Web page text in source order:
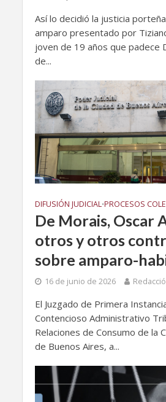
Así lo decidió la justicia
amparo presentado por
joven de 19 años que padece
de...
DIFUSIÓN JUDICIAL•PROCESOS
De Morais, Oscar
otros y otros
sobre amparo-
16 de junio de 2026
El Juzgado de Primera
Contencioso Administrativo
Relaciones de Consumo de la
de Buenos Aires, a...